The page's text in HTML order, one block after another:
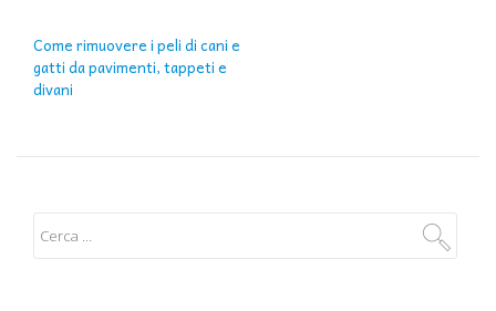
Come rimuovere i peli di cani e
gatti da pavimenti, tappeti e
divani